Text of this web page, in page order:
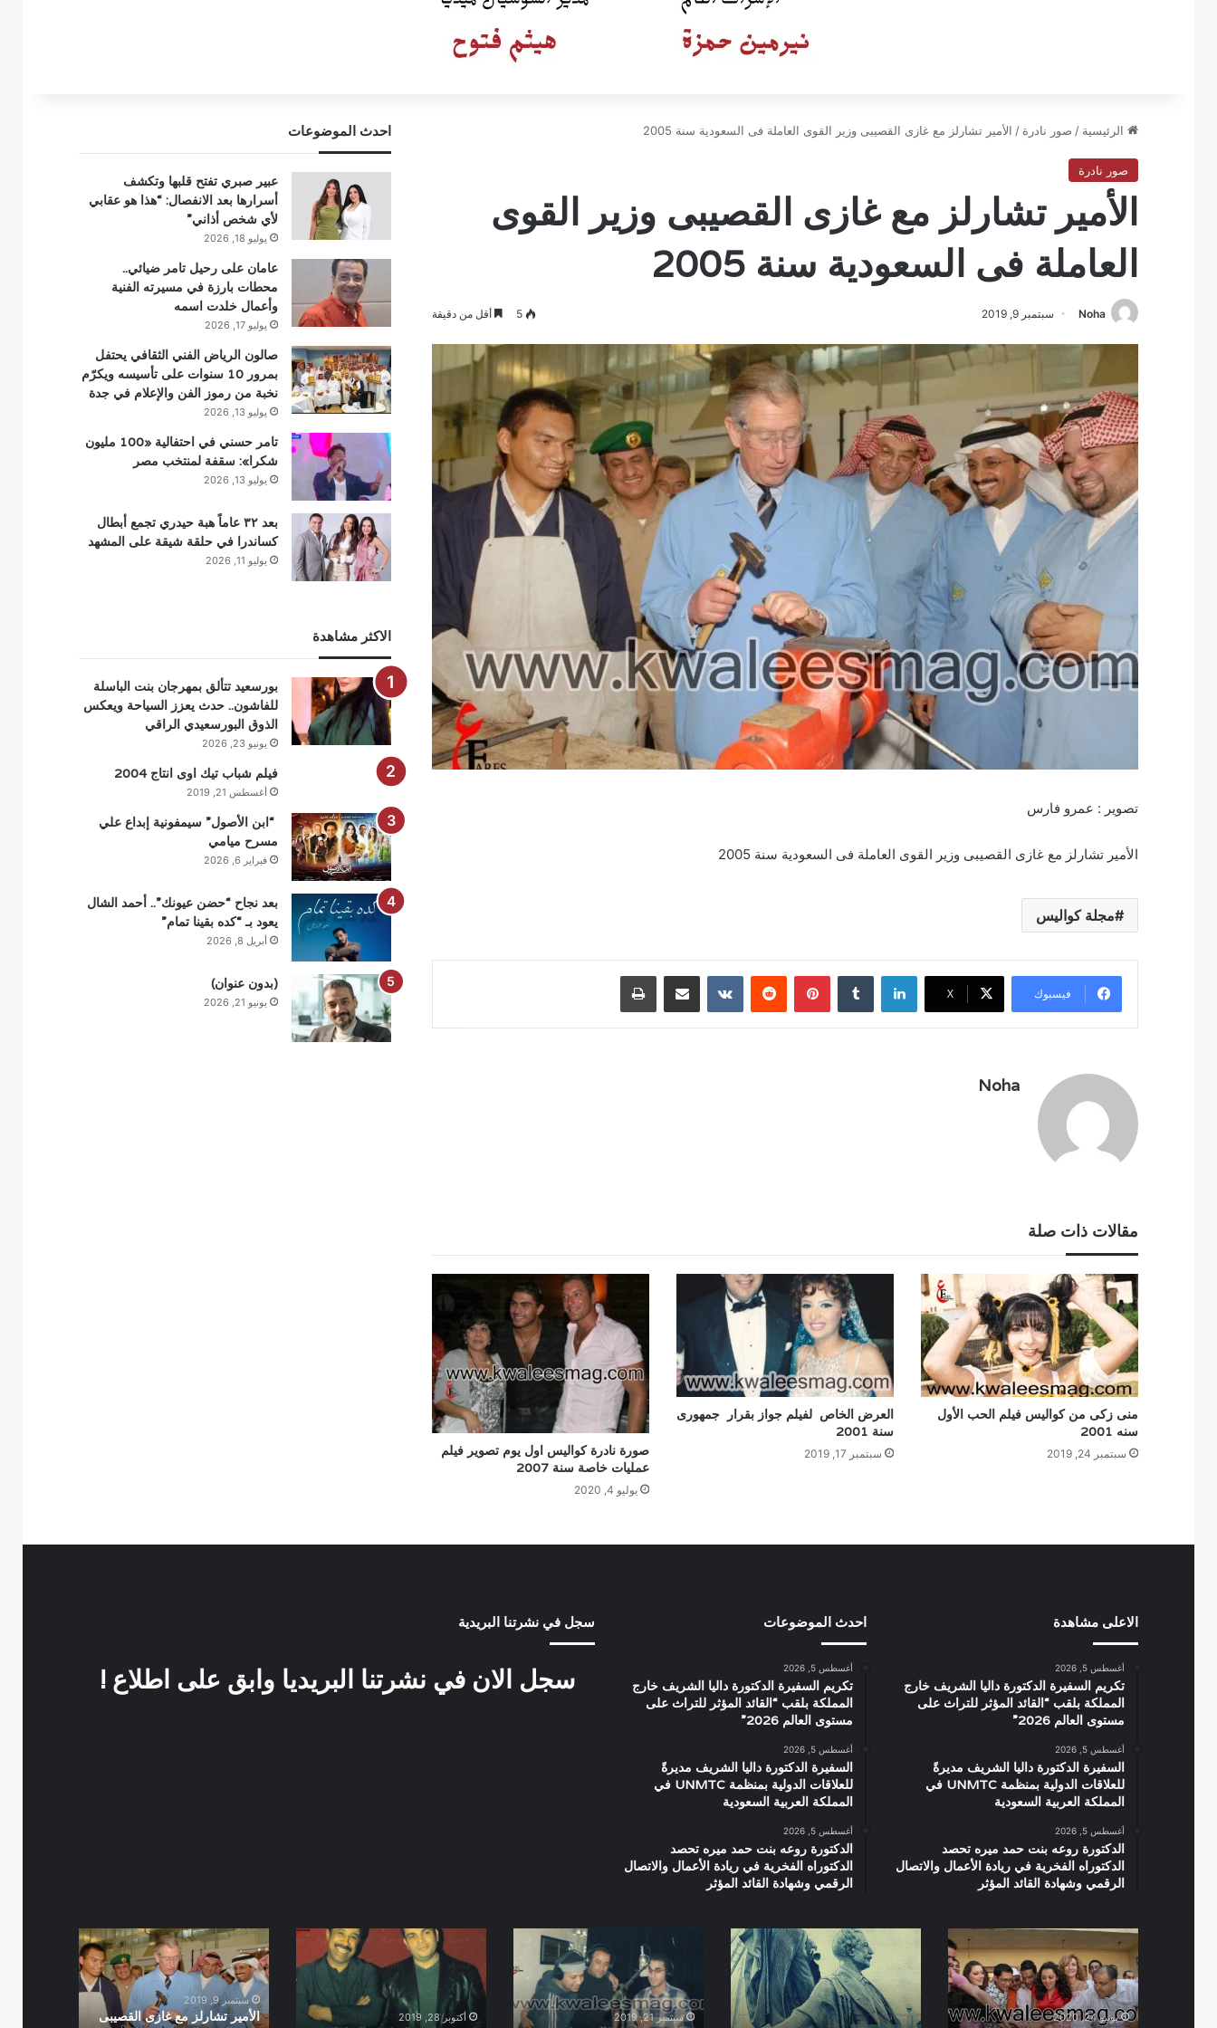
الرئيسية / صور نادرة / الأمير تشارلز مع غازى القصيبى وزير القوى العاملة فى السعودية سنة 2005
صور نادرة
الأمير تشارلز مع غازى القصيبى وزير القوى
العاملة فى السعودية سنة 2005
Noha سبتمبر 9, 2019 5 أقل من دقيقة
تصوير : عمرو فارس
الأمير تشارلز مع غازى القصيبى وزير القوى العاملة فى السعودية سنة 2005
مجلة كواليس
فيسبوك ‫X
لينكدإن بينتيريست مشاركة عبر البريد طباعة
Noha
مقالات ذات صلة
منى زكى من كواليس فيلم الحب الأول
سنه 2001
سبتمبر 24, 2019
العرض الخاص لفيلم جواز بقرار جمهورى
سنة 2001
سبتمبر 17, 2019
صورة نادرة كواليس اول يوم تصوير فيلم
عمليات خاصة سنة 2007
يوليو 4, 2020
احدث الموضوعات
عبير صبري تفتح قلبها وتكشف
أسرارها بعد الانفصال: “هذا هو عقابي
لأي شخص أذاني”
يوليو 18, 2026
عامان على رحيل تامر ضيائي..
محطات بارزة في مسيرته الفنية
وأعمال خلدت اسمه
يوليو 17, 2026
صالون الرياض الفني الثقافي يحتفل
بمرور 10 سنوات على تأسيسه ويكرّم
نخبة من رموز الفن والإعلام في جدة
يوليو 13, 2026
تامر حسني في احتفالية «100 مليون
شكرا»: سقفة لمنتخب مصر
يوليو 13, 2026
بعد ٣٢ عاماً هبة حيدري تجمع أبطال
كساندرا في حلقة شيقة على المشهد
يوليو 11, 2026
الاكثر مشاهدة
بورسعيد تتألق بمهرجان بنت الباسلة
للفاشون.. حدث يعزز السياحة ويعكس
الذوق البورسعيدي الراقي
يونيو 23, 2026
فيلم شباب تيك اوى انتاج 2004
أغسطس 21, 2019
“ابن الأصول” سيمفونية إبداع علي
مسرح ميامي
فبراير 6, 2026
بعد نجاح “حضن عيونك”.. أحمد الشال
يعود بـ “كده بقينا تمام”
أبريل 8, 2026
(بدون عنوان)
يونيو 21, 2026
الاعلى مشاهدة
أغسطس 5, 2026
تكريم السفيرة الدكتورة داليا الشريف خارج
المملكة بلقب “القائد المؤثر للتراث على
مستوى العالم 2026”
أغسطس 5, 2026
السفيرة الدكتورة داليا الشريف مديرةً
للعلاقات الدولية بمنظمة UNMTC في
المملكة العربية السعودية
أغسطس 5, 2026
الدكتورة روعه بنت حمد ميره تحصد
الدكتوراه الفخرية في ريادة الأعمال والاتصال
الرقمي وشهادة القائد المؤثر
احدث الموضوعات
أغسطس 5, 2026
تكريم السفيرة الدكتورة داليا الشريف خارج
المملكة بلقب “القائد المؤثر للتراث على
مستوى العالم 2026”
أغسطس 5, 2026
السفيرة الدكتورة داليا الشريف مديرةً
للعلاقات الدولية بمنظمة UNMTC في
المملكة العربية السعودية
أغسطس 5, 2026
الدكتورة روعه بنت حمد ميره تحصد
الدكتوراه الفخرية في ريادة الأعمال والاتصال
الرقمي وشهادة القائد المؤثر
سجل في نشرتنا البريدية
سجل الان في نشرتنا البريديا وابق على اطلاع !
كواليس
اول
يوم
تصوير
فيلميونيو 24, 2020
كواليس
فيلم
55 سبتمبر 21, 2019
والشاب
خالد
اثناء أكتوبر 28, 2019
الأمير
تشارلز
مع
غازى
القصيبى
سبتمبر 9, 2019
الأمير تشارلز مع غازى القصيبى